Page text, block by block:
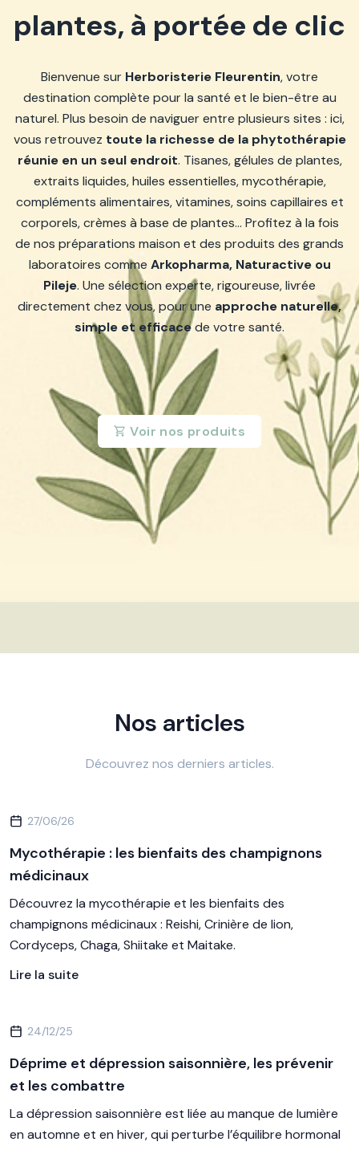
plantes, à portée de clic
Bienvenue sur Herboristerie Fleurentin, votre
destination complète pour la santé et le bien-être au
naturel. Plus besoin de naviguer entre plusieurs sites : ici,
vous retrouvez toute la richesse de la phytothérapie
réunie en un seul endroit. Tisanes, gélules de plantes,
extraits liquides, huiles essentielles, mycothérapie,
compléments alimentaires, vitamines, soins capillaires et
corporels, crèmes à base de plantes… Profitez à la fois
de nos préparations maison et des produits des grands
laboratoires comme Arkopharma, Naturactive ou
Pileje. Une sélection experte, rigoureuse, livrée
directement chez vous, pour une approche naturelle,
simple et efficacede votre santé.
Voir nos produits
Nos articles
Découvrez nos derniers articles.
27/06/26
Mycothérapie : les bienfaits des champignons
médicinaux
Découvrez la mycothérapie et les bienfaits des
champignons médicinaux : Reishi, Crinière de lion,
Cordyceps, Chaga, Shiitake et Maitake.
Lire la suite
24/12/25
Déprime et dépression saisonnière, les prévenir
et les combattre
La dépression saisonnière est liée au manque de lumière
en automne et en hiver, qui perturbe l’équilibre hormonal